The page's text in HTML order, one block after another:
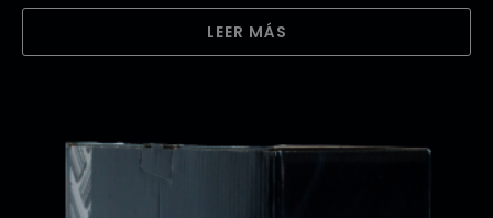
LEER MÁS